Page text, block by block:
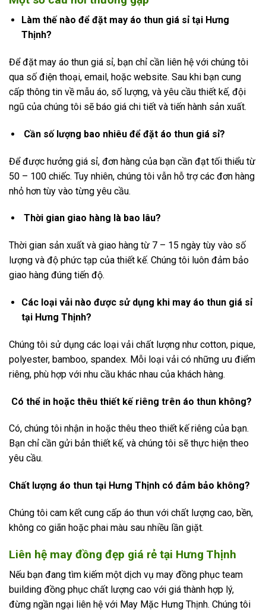
Làm thế nào để đặt may áo thun giá sỉ tại Hưng
Thịnh?
Để đặt may áo thun giá sỉ, bạn chỉ cần liên hệ với chúng tôi
qua số điện thoại, email, hoặc website. Sau khi bạn cung
cấp thông tin về mẫu áo, số lượng, và yêu cầu thiết kế, đội
ngũ của chúng tôi sẽ báo giá chi tiết và tiến hành sản xuất.
Cần số lượng bao nhiêu để đặt áo thun giá sỉ?
Để được hưởng giá sỉ, đơn hàng của bạn cần đạt tối thiểu từ
50 – 100 chiếc. Tuy nhiên, chúng tôi vẫn hỗ trợ các đơn hàng
nhỏ hơn tùy vào từng yêu cầu.
Thời gian giao hàng là bao lâu?
Thời gian sản xuất và giao hàng từ 7 – 15 ngày tùy vào số
lượng và độ phức tạp của thiết kế. Chúng tôi luôn đảm bảo
giao hàng đúng tiến độ.
Các loại vải nào được sử dụng khi may áo thun giá sỉ
tại Hưng Thịnh?
Chúng tôi sử dụng các loại vải chất lượng như cotton, pique,
polyester, bamboo, spandex. Mỗi loại vải có những ưu điểm
riêng, phù hợp với nhu cầu khác nhau của khách hàng.
Có thể in hoặc thêu thiết kế riêng trên áo thun không?
Có, chúng tôi nhận in hoặc thêu theo thiết kế riêng của bạn.
Bạn chỉ cần gửi bản thiết kế, và chúng tôi sẽ thực hiện theo
yêu cầu.
Chất lượng áo thun tại Hưng Thịnh có đảm bảo không?
Chúng tôi cam kết cung cấp áo thun với chất lượng cao, bền,
không co giãn hoặc phai màu sau nhiều lần giặt.
Liên hệ may đồng đẹp giá rẻ tại Hưng Thịnh
Nếu bạn đang tìm kiếm một dịch vụ may đồng phục team
building đồng phục chất lượng cao với giá thành hợp lý,
đừng ngần ngại liên hệ với May Mặc Hưng Thịnh. Chúng tôi